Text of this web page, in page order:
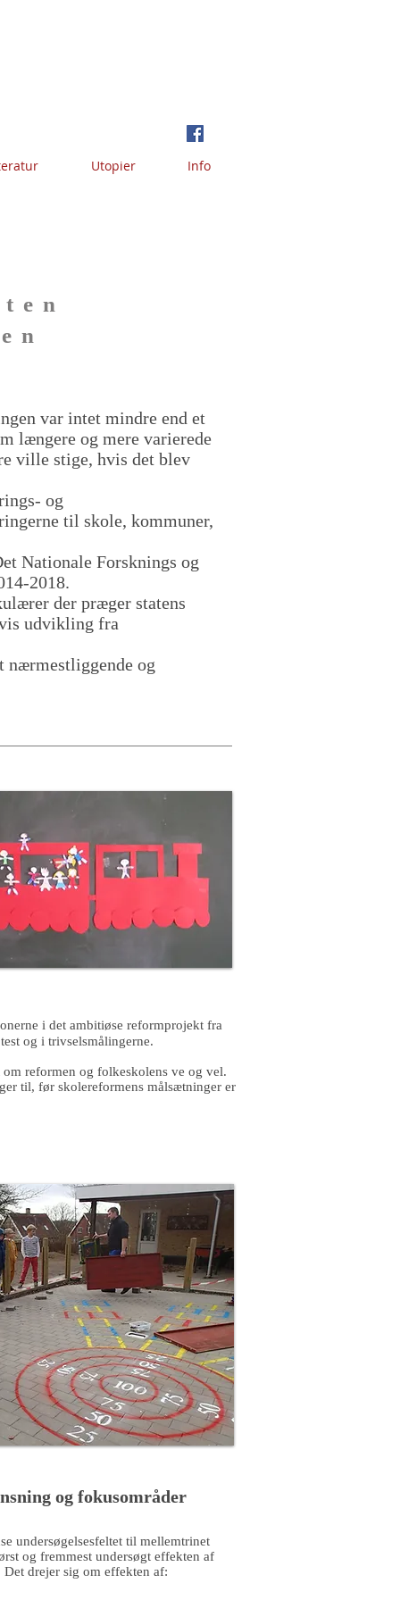
Utopier Info
var intet mindre end et
længere og mere varierede
ville stige, hvis det blev
og
til skole, kommuner,
Nationale Forsknings og
2018.
der præger statens
udvikling fra
nærmestliggende og
i det ambitiøse reformprojekt fra
og i trivselsmålingerne.
reformen og folkeskolens ve og vel.
til, før skolereformens målsætninger er
og fokusområder
undersøgelsesfeltet til mellemtrinet
og fremmest undersøgt effekten af
drejer sig om effekten af: